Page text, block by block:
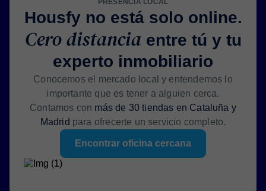
PRESENCIA LOCAL
Housfy no está solo online.
Cero distancia entre tú y tu
experto inmobiliario
Conocemos el mercado local y entendemos lo
importante que es tener a alguien cerca.
Contamos con más de 30 tiendas en Cataluña y
Madrid para ofrecerte un servicio completo.
Encontrar oficina cercana